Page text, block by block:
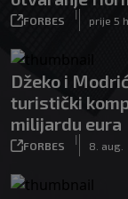
FORBES
|
prije 5 h
Džeko i
turistički
milijardu eura
FORBES
|
8. aug.